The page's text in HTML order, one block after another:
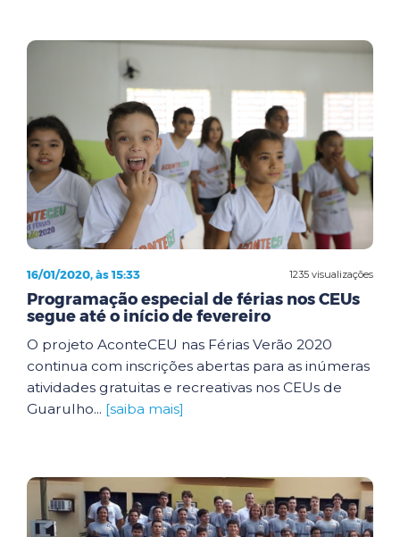
1235 visualizações
16/01/2020, às 15:33
Programação especial de férias nos CEUs
segue até o início de fevereiro
O projeto AconteCEU nas Férias Verão 2020
continua com inscrições abertas para as inúmeras
atividades gratuitas e recreativas nos CEUs de
Guarulho... [saiba mais]